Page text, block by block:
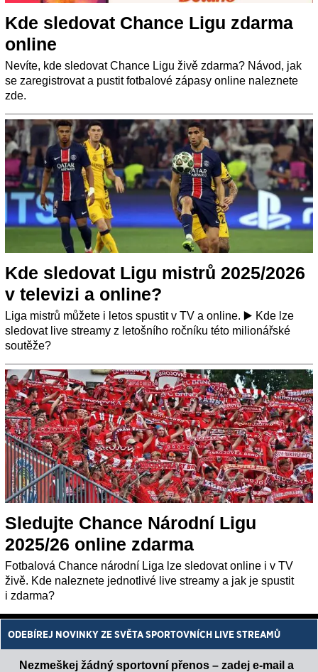
Kde sledovat Chance Ligu zdarma
online
Nevíte, kde sledovat Chance Ligu živě zdarma? Návod, jak
se zaregistrovat a pustit fotbalové zápasy online naleznete
zde.
Kde sledovat Ligu mistrů 2025/2026
v televizi a online?
Liga mistrů můžete i letos spustit v TV a online. ▶️ Kde lze
sledovat live streamy z letošního ročníku této milionářské
soutěže?
Sledujte Chance Národní Ligu
2025/26 online zdarma
Fotbalová Chance národní Liga lze sledovat online i v TV
živě. Kde naleznete jednotlivé live streamy a jak je spustit
i zdarma?
ODEBÍREJ NOVINKY ZE SVĚTA SPORTOVNÍCH LIVE STREAMŮ
Nezmeškej žádný sportovní přenos – zadej e-mail a